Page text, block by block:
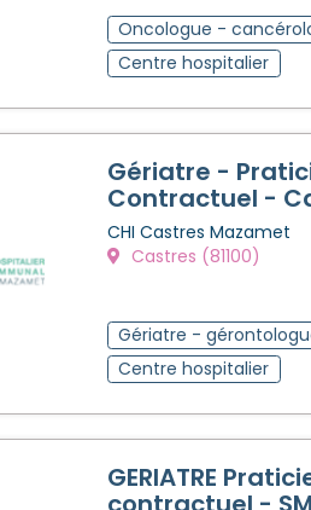
Oncologue -
Centre hospitalier
Gériatre -
Contractuel -
CHI Castres Mazamet
Castres (81100)
Gériatre -
Centre hospitalier
GERIATRE